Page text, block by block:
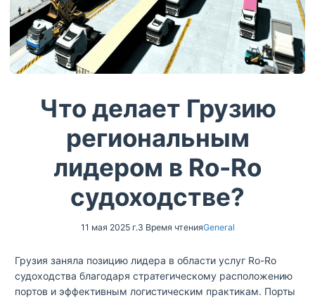
Что делает Грузию
региональным
лидером в Ro-Ro
судоходстве?
11 мая 2025 г.3 Время чтенияGeneral
Грузия заняла позицию лидера в области услуг Ro-Ro
судоходства благодаря стратегическому расположению
портов и эффективным логистическим практикам. Порты